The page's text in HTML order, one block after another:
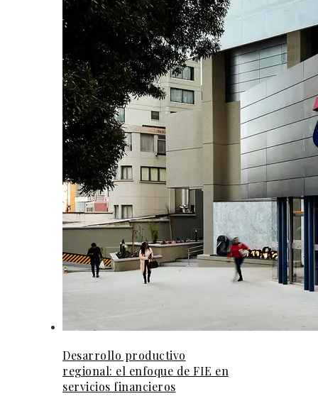
Desarrollo productivo
regional: el enfoque de FIE en
servicios financieros